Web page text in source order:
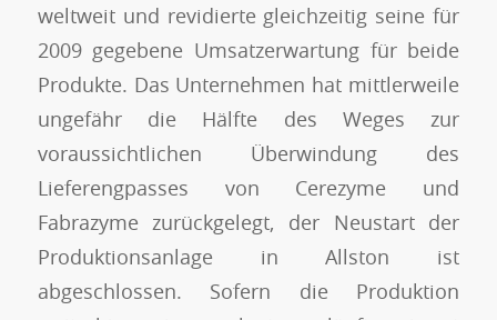
weltweit und revidierte gleichzeitig seine für
2009 gegebene Umsatzerwartung für beide
Produkte. Das Unternehmen hat mittlerweile
ungefähr die Hälfte des Weges zur
voraussichtlichen Überwindung des
Lieferengpasses von Cerezyme und
Fabrazyme zurückgelegt, der Neustart der
Produktionsanlage in Allston ist
abgeschlossen. Sofern die Produktion